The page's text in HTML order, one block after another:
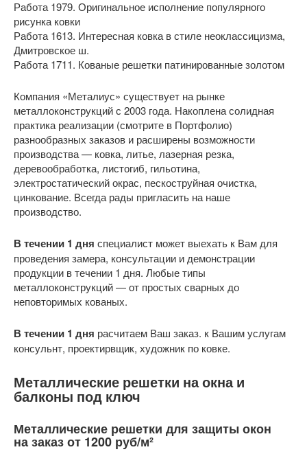
Работа 1979. Оригинальное исполнение популярного
рисунка ковки
Работа 1613. Интересная ковка в стиле неоклассицизма,
Дмитровское ш.
Работа 1711. Кованые решетки патинированные золотом
Компания «Металиус» существует на рынке
металлоконструкций с 2003 года. Накоплена солидная
практика реализации (смотрите в Портфолио)
разнообразных заказов и расширены возможности
производства — ковка, литье, лазерная резка,
деревообработка, листогиб, гильотина,
электростатический окрас, пескоструйная очистка,
цинкование. Всегда рады пригласить на наше
производство.
В течении 1 дня специалист может выехать к Вам для
проведения замера, консультации и демонстрации
продукции в течении 1 дня. Любые типы
металлоконструкций — от простых сварных до
неповторимых кованых.
В течении 1 дня расчитаем Ваш заказ. к Вашим услугам
консульнт, проектирвщик, художник по ковке.
Металлические решетки на окна и
балконы под ключ
Металлические решетки для защиты окон
на заказ от 1200 руб/м²